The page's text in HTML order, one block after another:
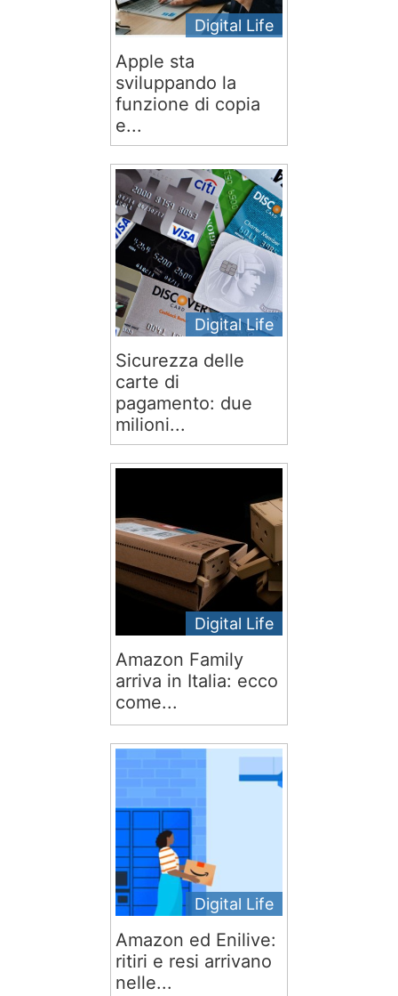
Digital Life
Apple sta
sviluppando la
funzione di copia
e...
Digital Life
Sicurezza delle
carte di
pagamento: due
milioni...
Digital Life
Amazon Family
arriva in Italia: ecco
come...
Digital Life
Amazon ed Enilive:
ritiri e resi arrivano
nelle...